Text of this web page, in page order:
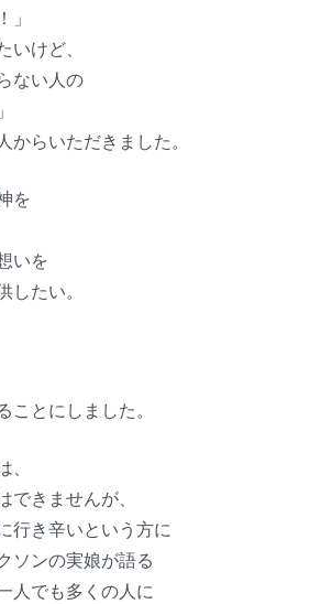
」
いけど、
ない人の
からいただきました。
を
いを
したい。
ことにしました。
、
できませんが、
行き辛いという方に
ソンの実娘が語る
人でも多くの人に